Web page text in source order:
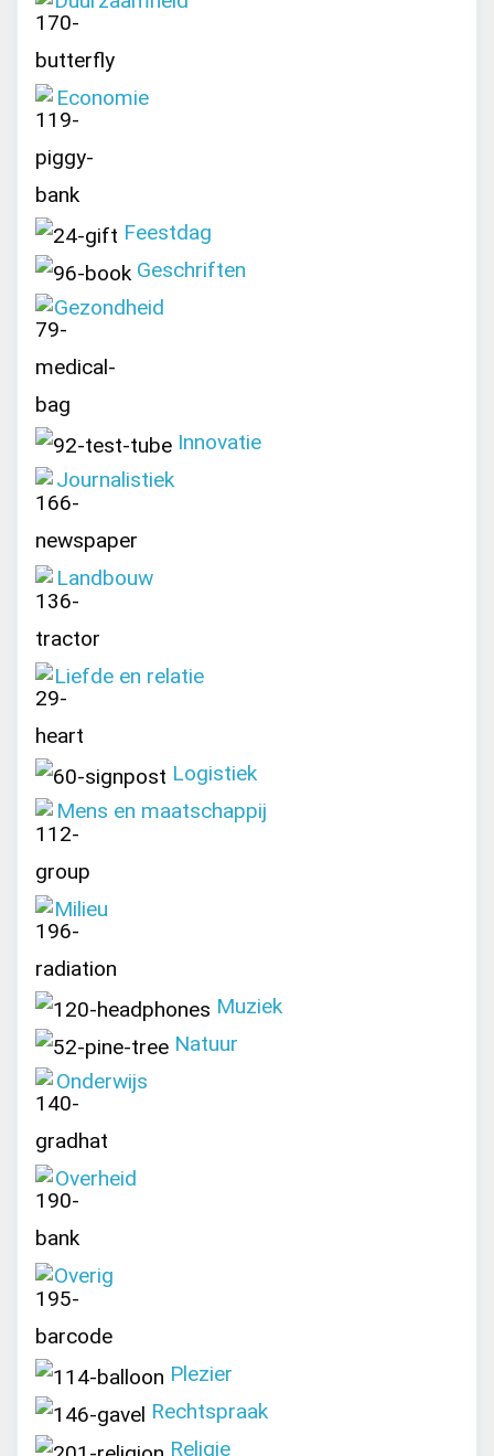
Economie
Feestdag
Geschriften
Gezondheid
Innovatie
Journalistiek
Landbouw
Liefde en relatie
Logistiek
Mens en maatschappij
Milieu
Muziek
Natuur
Onderwijs
Overheid
Overig
Plezier
Rechtspraak
Religie